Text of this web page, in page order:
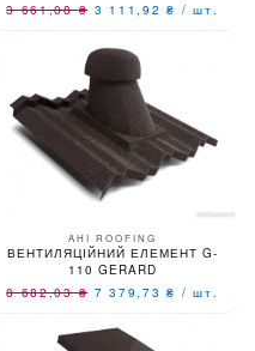
3 661,08₴ 3 111,92₴ / шт.
AHI ROOFING
ВЕНТИЛЯЦІЙНИЙ ЕЛЕМЕНТ G-
110 GERARD
8 682,03₴ 7 379,73₴ / шт.